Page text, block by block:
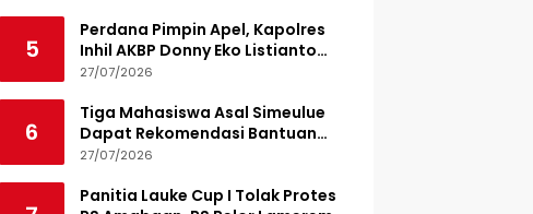
5
Perdana Pimpin Apel, Kapolres
Inhil AKBP Donny Eko Listianto
Tekankan Disiplin
27/07/2026
6
Tiga Mahasiswa Asal Simeulue
Dapat Rekomendasi Bantuan
Pendidikan dari Jamaluddin
27/07/2026
Panitia Lauke Cup I Tolak Protes